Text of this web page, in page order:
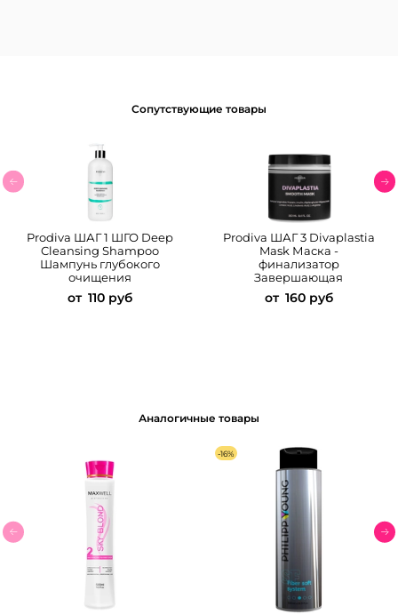
Сопутствующие товары
Prodiva ШАГ 1 ШГО Deep
Cleansing Shampoo
Шампунь глубокого
очищения
от 110 руб
Prodiva ШАГ 3 Divaplastia
Mask Маска -
финализатор
Завершающая
от 160 руб
Аналогичные товары
-16%